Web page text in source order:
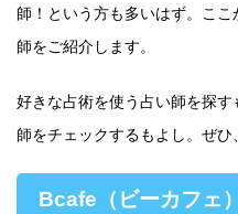
師！という方も多いはず。こ
師をご紹介します。
好きな占術を使う占い師を探
師をチェックするもよし。ぜひ
Bcafe（ビーカフェ